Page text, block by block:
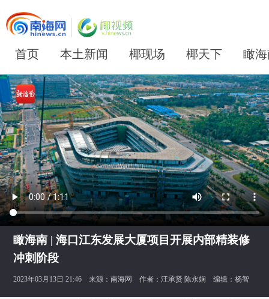
首页 本土新闻 椰现场 椰天下 瞰
瞰海南 | 海口江东发展大厦项目开展内部精装修
冲刺阶段
2023年03月13日 21:46 来源：南海网 作者：汪承贤 陈永娴 编辑：杨智